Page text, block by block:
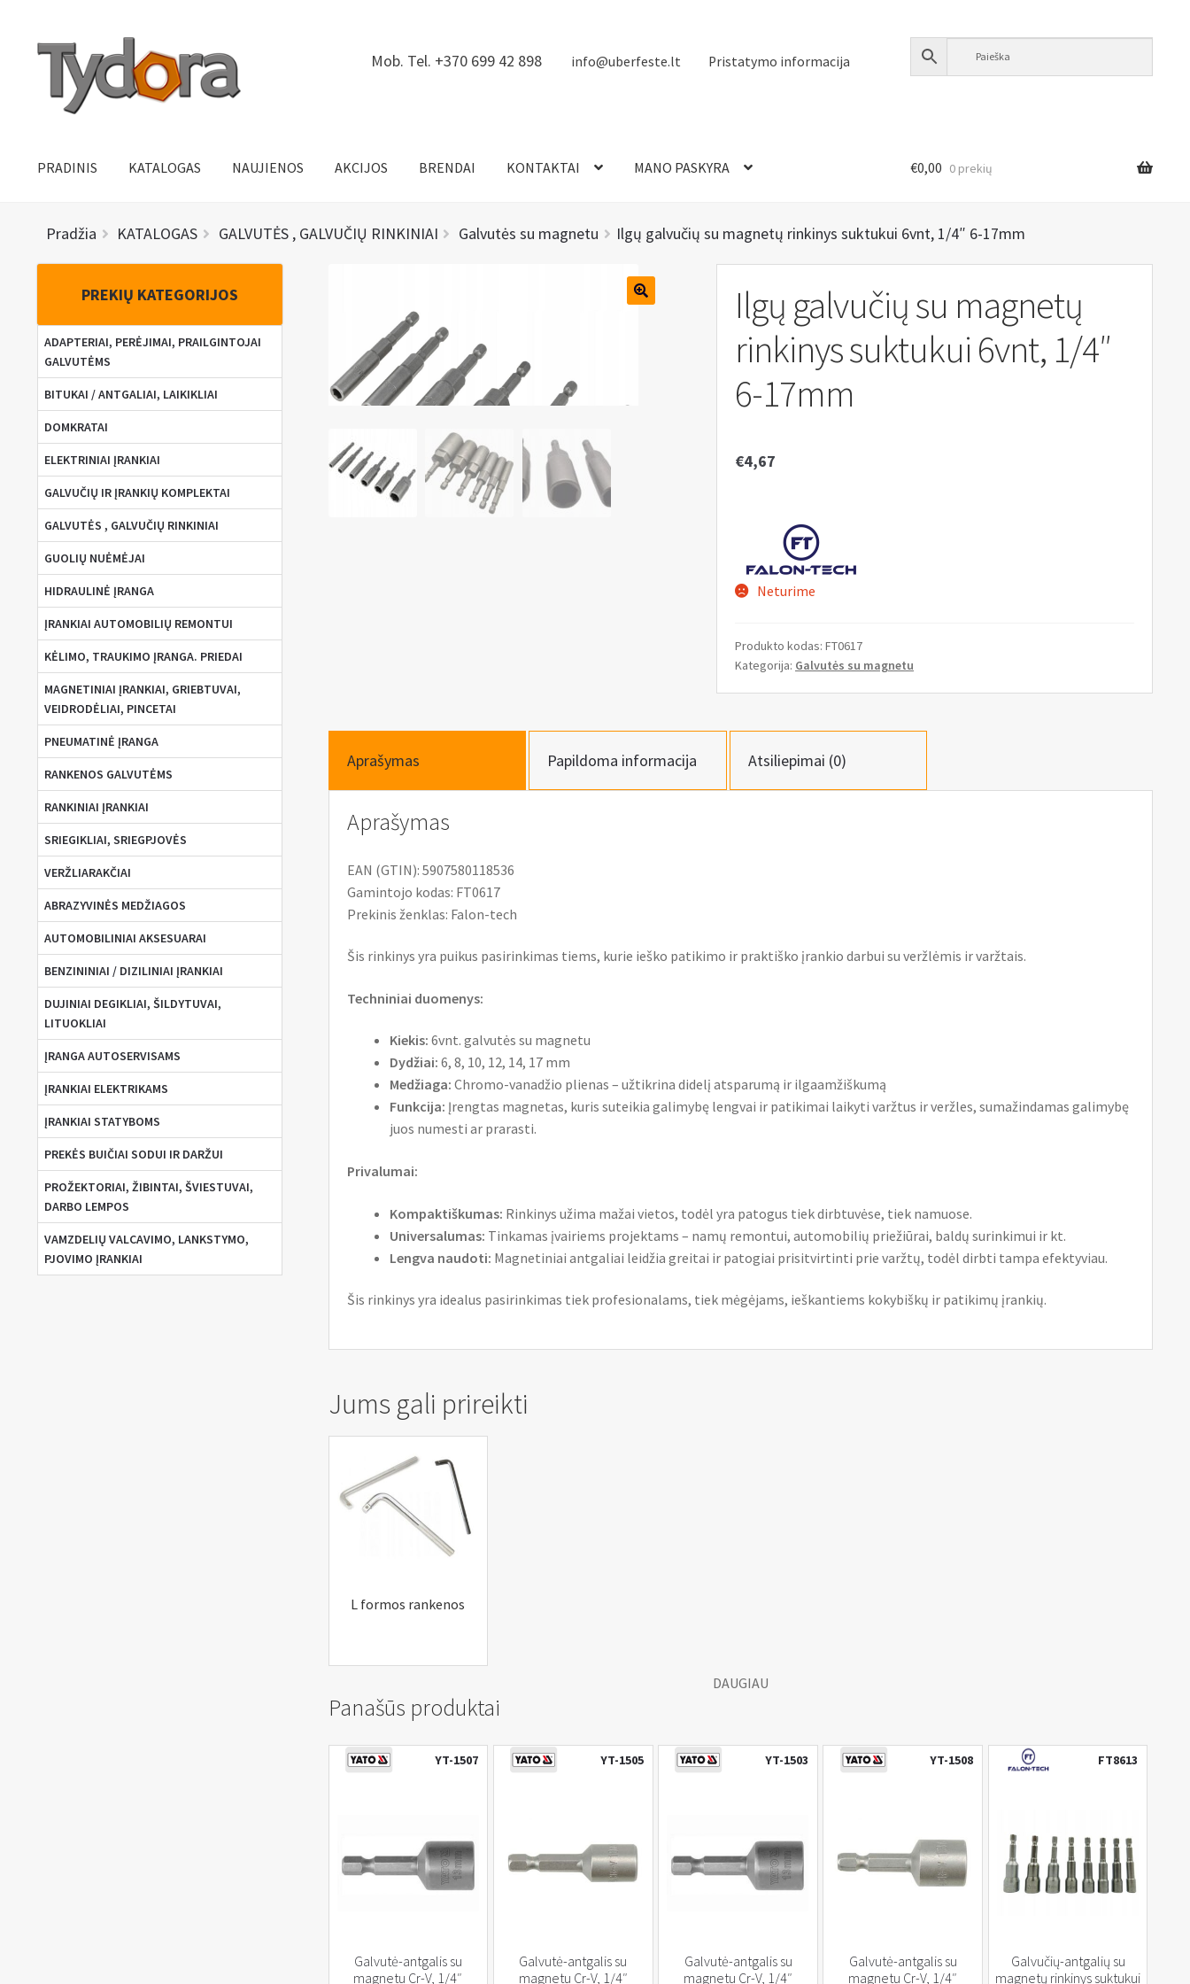
Pereiti
meniu
Pereiti
turinio
Mob. Tel. +370 699 42 898 info@uberfeste.lt Pristatymo informacija
PRADINIS KATALOGAS NAUJIENOS AKCIJOS BRENDAI KONTAKTAI MANO PASKYRA €0,00 0 prekių
Pradžia KATALOGAS GALVUTĖS , GALVUČIŲ RINKINIAI Galvutės su magnetu Ilgų galvučių su magnetų rinkinys suktukui 6vnt, 1/4″ 6-17mm
Ilgų galvučių su magnetų
rinkinys suktukui 6vnt, 1/4″
6-17mm
€4,67
Neturime
Produkto kodas: FT0617
Kategorija: Galvutės su magnetu
Aprašymas Papildoma informacija Atsiliepimai (0)
Aprašymas
EAN (GTIN): 5907580118536
Gamintojo kodas: FT0617
Prekinis ženklas: Falon-tech
Šis rinkinys yra puikus pasirinkimas tiems, kurie ieško patikimo ir praktiško įrankio darbui su veržlėmis ir varžtais.
Techniniai duomenys:
Kiekis: 6vnt. galvutės su magnetu
Dydžiai: 6, 8, 10, 12, 14, 17 mm
Medžiaga: Chromo-vanadžio plienas – užtikrina didelį atsparumą ir ilgaamžiškumą
Funkcija: Įrengtas magnetas, kuris suteikia galimybę lengvai ir patikimai laikyti varžtus ir veržles, sumažindamas galimybę
juos numesti ar prarasti.
Privalumai:
Kompaktiškumas: Rinkinys užima mažai vietos, todėl yra patogus tiek dirbtuvėse, tiek namuose.
Universalumas: Tinkamas įvairiems projektams – namų remontui, automobilių priežiūrai, baldų surinkimui ir kt.
Lengva naudoti: Magnetiniai antgaliai leidžia greitai ir patogiai prisitvirtinti prie varžtų, todėl dirbti tampa efektyviau.
Šis rinkinys yra idealus pasirinkimas tiek profesionalams, tiek mėgėjams, ieškantiems kokybiškų ir patikimų įrankių.
Jums gali prireikti
L formos rankenos
DAUGIAU
Panašūs produktai
YT-1507
Galvutė-antgalis su
magnetu Cr-V, 1/4″
YT-1505
Galvutė-antgalis su
magnetu Cr-V, 1/4″
YT-1503
Galvutė-antgalis su
magnetu Cr-V, 1/4″
YT-1508
Galvutė-antgalis su
magnetu Cr-V, 1/4″
FT8613
Galvučių-antgalių su
magnetų rinkinys suktukui
PREKIŲ KATEGORIJOS
ADAPTERIAI, PERĖJIMAI, PRAILGINTOJAI
GALVUTĖMS
BITUKAI / ANTGALIAI, LAIKIKLIAI
DOMKRATAI
ELEKTRINIAI ĮRANKIAI
GALVUČIŲ IR ĮRANKIŲ KOMPLEKTAI
GALVUTĖS , GALVUČIŲ RINKINIAI
GUOLIŲ NUĖMĖJAI
HIDRAULINĖ ĮRANGA
ĮRANKIAI AUTOMOBILIŲ REMONTUI
KĖLIMO, TRAUKIMO ĮRANGA. PRIEDAI
MAGNETINIAI ĮRANKIAI, GRIEBTUVAI,
VEIDRODĖLIAI, PINCETAI
PNEUMATINĖ ĮRANGA
RANKENOS GALVUTĖMS
RANKINIAI ĮRANKIAI
SRIEGIKLIAI, SRIEGPJOVĖS
VERŽLIARAKČIAI
ABRAZYVINĖS MEDŽIAGOS
AUTOMOBILINIAI AKSESUARAI
BENZININIAI / DIZILINIAI ĮRANKIAI
DUJINIAI DEGIKLIAI, ŠILDYTUVAI,
LITUOKLIAI
ĮRANGA AUTOSERVISAMS
ĮRANKIAI ELEKTRIKAMS
ĮRANKIAI STATYBOMS
PREKĖS BUIČIAI SODUI IR DARŽUI
PROŽEKTORIAI, ŽIBINTAI, ŠVIESTUVAI,
DARBO LEMPOS
VAMZDELIŲ VALCAVIMO, LANKSTYMO,
PJOVIMO ĮRANKIAI